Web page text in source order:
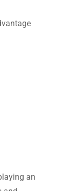
an